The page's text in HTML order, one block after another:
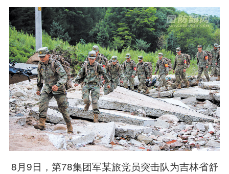
8月9日，第78集团军某旅党员突击队为吉林省舒